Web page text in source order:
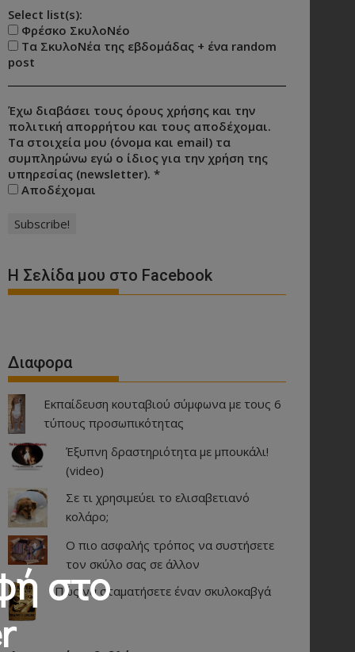
Select list(s):
Φρέσκο ΣκυλοΝέο
Τα ΣκυλοΝέα της εβδομάδας + ένα random
post
Έχω διαβάσει τους όρους χρήσης και την
πολιτική απορρήτου και τους αποδέχομαι.
Τα στοιχεία μου (όνομα και email) τα
συμπληρώνω εγώ ο ίδιος για την χρήση της
υπηρεσίας (newsletter). *
Αποδέχομαι
Η Σελίδα μου στο Facebook
Διαφορα
Εκπαίδευση κουταβιού σύμφωνα με τους 6
τύπους προσωπικότητας
Έξυπνη δραστηριότητα με μπουκάλι!
(video)
Σε τι χρησιμεύει το ελισαβετιανό
κολάρο;
Ο πιο ασφαλής τρόπος να συστήσετε
τον σκύλο σας σε άλλον
Πώς να σταματήσετε έναν σκυλοκαβγά
στο